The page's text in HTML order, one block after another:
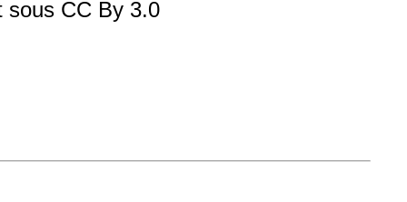
sous CC By 3.0